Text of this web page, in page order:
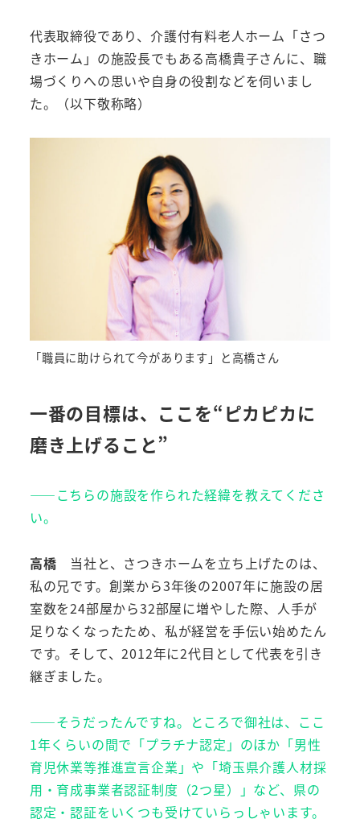
代表取締役であり、介護付有料老人ホーム「さつ
きホーム」の施設長でもある高橋貴子さんに、職
場づくりへの思いや自身の役割などを伺いまし
た。（以下敬称略）
「職員に助けられて今があります」と高橋さん
一番の目標は、ここを“ピカピカに
磨き上げること”
――こちらの施設を作られた経緯を教えてくださ
い。
高橋
当社と、さつきホームを立ち上げたのは、
私の兄です。創業から3年後の2007年に施設の居
室数を24部屋から32部屋に増やした際、人手が
足りなくなったため、私が経営を手伝い始めたん
です。そして、2012年に2代目として代表を引き
継ぎました。
――そうだったんですね。ところで御社は、ここ
1年くらいの間で「プラチナ認定」のほか「男性
育児休業等推進宣言企業」や「埼玉県介護人材採
用・育成事業者認証制度（2つ星）」など、県の
認定・認証をいくつも受けていらっしゃいます。